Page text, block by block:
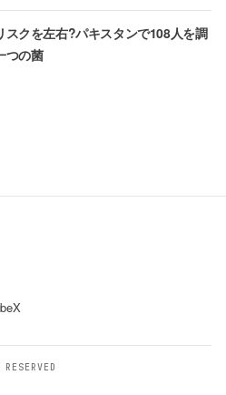
スクを左右?パキスタンで108人を調
つの菌
X